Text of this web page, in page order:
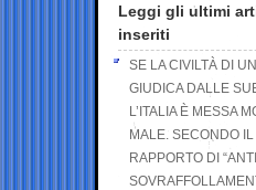
Leggi gli ultimi
inseriti
SE LA CIVILTÀ DI
GIUDICA DALLE
L’ITALIA È MESSA
MALE. SECONDO IL
RAPPORTO DI